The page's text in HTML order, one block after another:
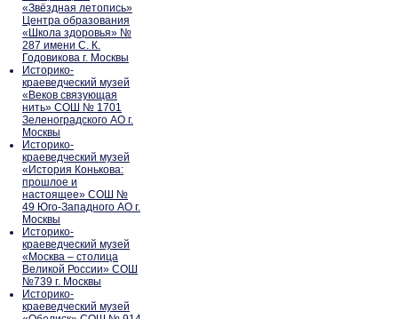
«Звёздная летопись»
Центра образования
«Школа здоровья» №
287 имени С. К.
Годовикова г. Москвы
Историко-
краеведческий музей
«Веков связующая
нить» СОШ № 1701
Зеленоградского АО г.
Москвы
Историко-
краеведческий музей
«История Конькова:
прошлое и
настоящее» СОШ №
49 Юго-Западного АО г.
Москвы
Историко-
краеведческий музей
«Москва – столица
Великой России» СОШ
№739 г. Москвы
Историко-
краеведческий музей